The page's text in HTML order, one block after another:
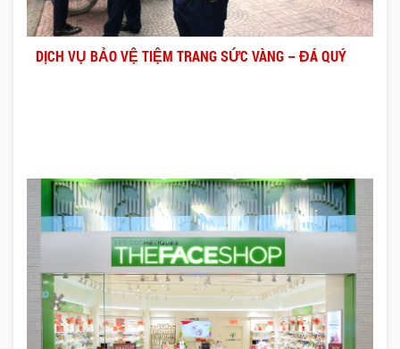
DỊCH VỤ BẢO VỆ TIỆM TRANG SỨC VÀNG – ĐÁ QUÝ